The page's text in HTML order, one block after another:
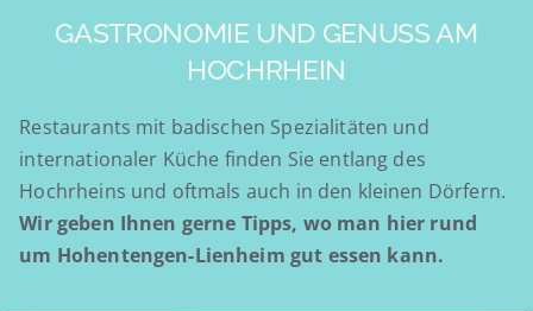
GASTRONOMIE UND GENUSS AM
HOCHRHEIN
Restaurants mit badischen Spezialitäten und
internationaler Küche finden Sie entlang des
Hochrheins und oftmals auch in den kleinen Dörfern.
Wir geben Ihnen gerne Tipps, wo man hier rund
um Hohentengen-Lienheim gut essen kann.